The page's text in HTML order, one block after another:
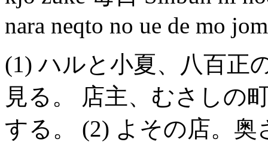
nara neqto no ue de mo
(1) ハルと小夏、八百正
見る。 店主、むさしの
する。 (2) よその店。